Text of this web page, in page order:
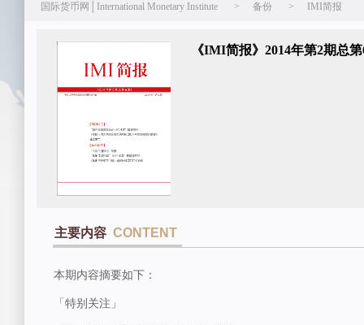
国际货币网│International Monetary Institute > 备份 > IMI简报
《IMI简报》2014年第2期总
主要内容 CONTENT
本期内容摘要如下：
「特别关注」